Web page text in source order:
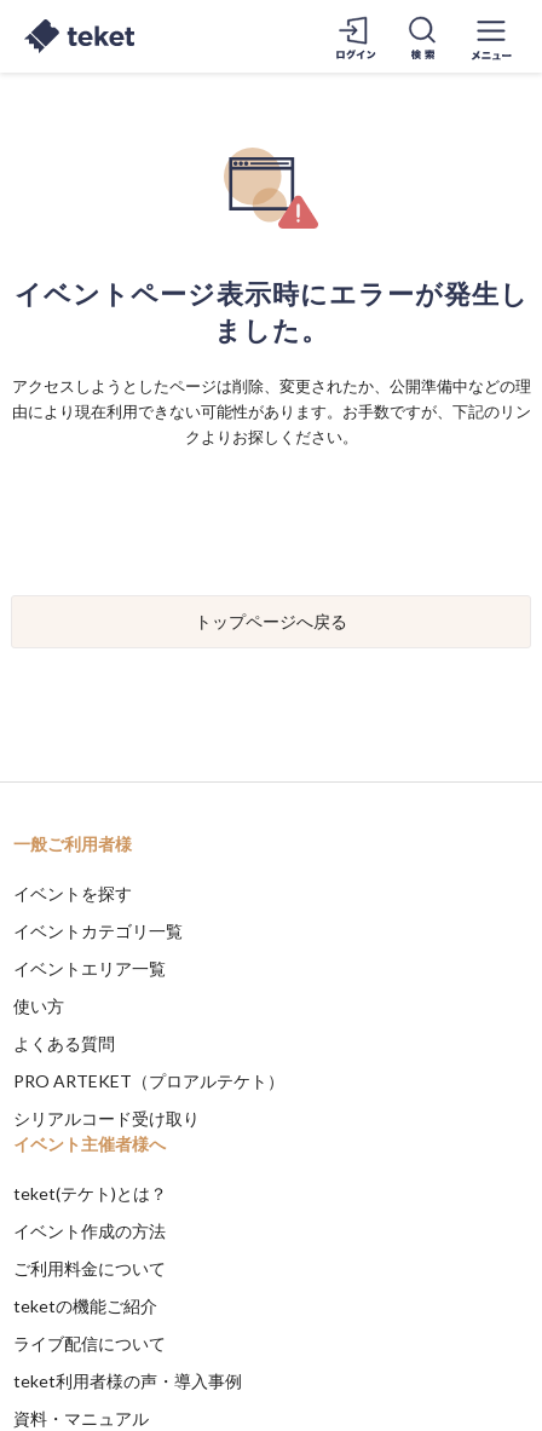
イベントページ表示時にエラーが発生し
ました。
アクセスしようとしたページは削除、変更されたか、公開準備中などの理
由により現在利用できない可能性があります。お手数ですが、下記のリン
クよりお探しください。
トップページへ戻る
一般ご利用者様
イベントを探す
イベントカテゴリ一覧
イベントエリア一覧
使い方
よくある質問
PRO ARTEKET（プロアルテケト）
シリアルコード受け取り
イベント主催者様へ
teket(テケト)とは？
イベント作成の方法
ご利用料金について
teketの機能ご紹介
ライブ配信について
teket利用者様の声・導入事例
資料・マニュアル